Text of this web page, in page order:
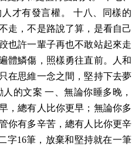
才有發言權。 十八、同樣的
走，不是路說了算，是看自己
也許一輩子再也不敢站起來走
體鱗傷，照樣勇往直前。人和
在思維一念之間，堅持下去夢
的文案 一、無論你睡多晚，
，總有人比你更早；無論你多
你有多辛苦，總有人比你更辛
字16筆，放棄和堅持就在一筆